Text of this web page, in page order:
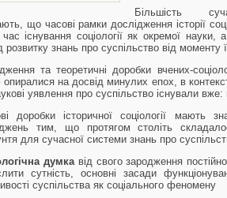
Більшість
що часові рамки дослідження історії
існування соціології як окремої науки,
розвитку знань про суспільство від моменту
та теоретичні доробки вчених-
опиралися на досвід минулих епох, в
уявлення про суспільство існували вже:
доробки історичної соціології мають
тим, що протягом століть
для сучасної системи знань про
думкавід свого зародження
сутність, основні засади
суспільства як соціального феномену